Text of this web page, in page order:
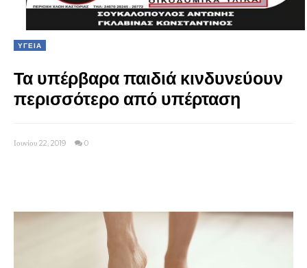
ΥΓΕΙΑ
Τα υπέρβαρα παιδιά κινδυνεύουν
περισσότερο από υπέρταση
Ιουνίου 22, 2019 0